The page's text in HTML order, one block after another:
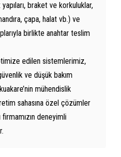
braket ve korkuluklar,
çapa, halat vb.) ve
birlikte anahtar teslim
edilen sistemlerimiz,
ve düşük bakım
mühendislik
sahasına özel çözümler
deneyimli